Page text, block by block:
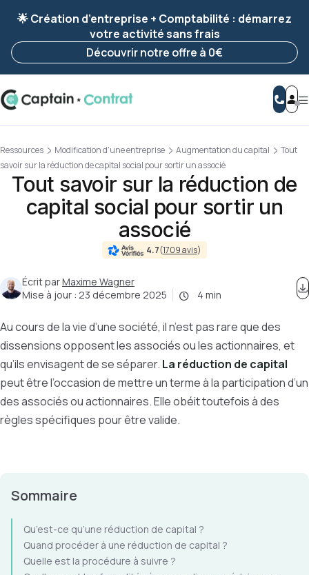
enregistrée 🚀
Reprendre ma démarche
🌟 Création d’entreprise + Comptabilité : démarrez
votre activité sans frais
Découvrir notre offre à 0€
Ressources Modification d'une entreprise Augmentation du capital
Tout
savoir sur la réduction de capital social pour sortir un associé
Tout savoir sur la réduction de
capital social pour sortir un
associé
4.7(1709 avis)
Écrit parMaxime Wagner
Mise à jour : 23 décembre 2025 4 min
Au cours de la vie d’une société, il n’est pas rare que des
dissensions opposent les associés ou les actionnaires, et
qu’ils envisagent de se séparer. La réduction de capital
peut être l’occasion de mettre un terme à la participation d’un
des associés ou actionnaires. Elle obéit toutefois à des
règles spécifiques pour être valide.
Sommaire
Qu’est-ce qu’une réduction de capital ?
Quand procéder à une réduction de capital ?
Quelle est la procédure à suivre ?